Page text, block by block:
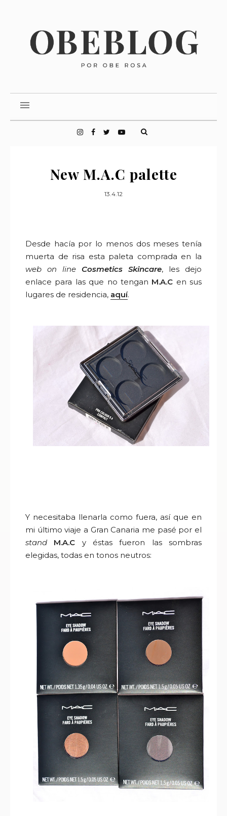
New M.A.C palette
13.4.12
Desde hacía por lo menos dos meses tenía
muerta de risa esta paleta comprada en la
web on line Cosmetics Skincare, les dejo
enlace para las que no tengan M.A.C en sus
lugares de residencia, aquí.
Y necesitaba llenarla como fuera, así que en
mi último viaje a Gran Canaria me pasé por el
stand
M.A.C y éstas fueron las sombras
elegidas, todas en tonos neutros: